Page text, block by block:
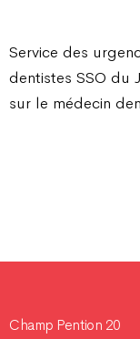
Service des
dentistes SSO du
sur le médecin
Champ Pention 20